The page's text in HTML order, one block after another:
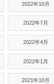
2022年10月
2022年7月
2022年4月
2022年1月
2021年10月